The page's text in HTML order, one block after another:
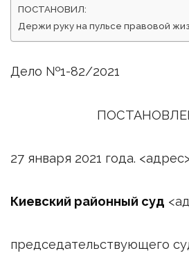
ПОСТАНОВИЛ:
Держи руку на пульсе правовой
Дело №1-82/2021
27 января 2021 года.
Киевский районный суд
председательствующего